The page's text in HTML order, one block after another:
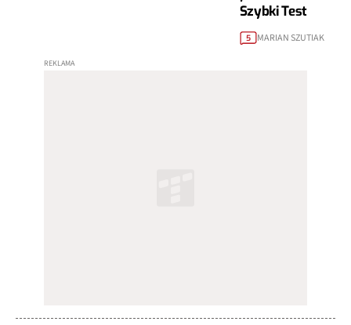
Szybki Test
5 MARIAN SZUTIAK